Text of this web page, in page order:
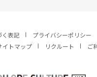
表記 プライバシーポリシー
イトマップ リクルート ご